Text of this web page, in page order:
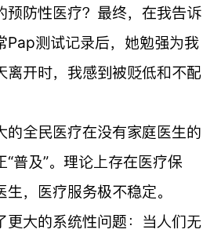
预防性医疗？最终，在我告诉
Pap测试记录后，她勉强为我
离开时，我感到被贬低和不配
的全民医疗在没有家庭医生的
普及”。理论上存在医疗保
，医疗服务极不稳定。
更大的系统性问题：当人们无